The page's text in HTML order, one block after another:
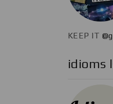
KEEP IT
idioms